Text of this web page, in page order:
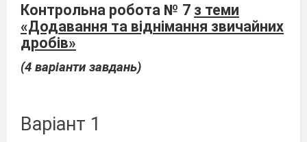
Контрольна робота № 7 з теми
«Додавання та віднімання звичайних
дробів»
(4 варіанти завдань)
Варіант 1